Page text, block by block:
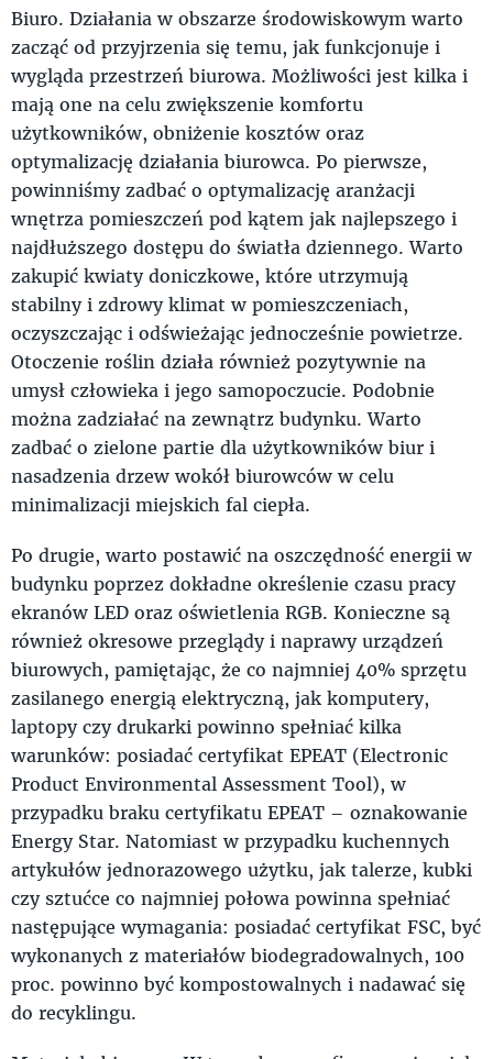
Biuro. Działania w obszarze środowiskowym warto
zacząć od przyjrzenia się temu, jak funkcjonuje i
wygląda przestrzeń biurowa. Możliwości jest kilka i
mają one na celu zwiększenie komfortu
użytkowników, obniżenie kosztów oraz
optymalizację działania biurowca. Po pierwsze,
powinniśmy zadbać o optymalizację aranżacji
wnętrza pomieszczeń pod kątem jak najlepszego i
najdłuższego dostępu do światła dziennego. Warto
zakupić kwiaty doniczkowe, które utrzymują
stabilny i zdrowy klimat w pomieszczeniach,
oczyszczając i odświeżając jednocześnie powietrze.
Otoczenie roślin działa również pozytywnie na
umysł człowieka i jego samopoczucie. Podobnie
można zadziałać na zewnątrz budynku. Warto
zadbać o zielone partie dla użytkowników biur i
nasadzenia drzew wokół biurowców w celu
minimalizacji miejskich fal ciepła.
Po drugie, warto postawić na oszczędność energii w
budynku poprzez dokładne określenie czasu pracy
ekranów LED oraz oświetlenia RGB. Konieczne są
również okresowe przeglądy i naprawy urządzeń
biurowych, pamiętając, że co najmniej 40% sprzętu
zasilanego energią elektryczną, jak komputery,
laptopy czy drukarki powinno spełniać kilka
warunków: posiadać certyfikat EPEAT (Electronic
Product Environmental Assessment Tool), w
przypadku braku certyfikatu EPEAT – oznakowanie
Energy Star. Natomiast w przypadku kuchennych
artykułów jednorazowego użytku, jak talerze, kubki
czy sztućce co najmniej połowa powinna spełniać
następujące wymagania: posiadać certyfikat FSC, być
wykonanych z materiałów biodegradowalnych, 100
proc. powinno być kompostowalnych i nadawać się
do recyklingu.